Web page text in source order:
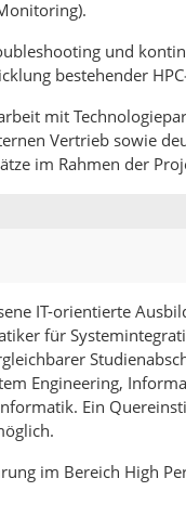
und
bestehender
mit
Vertrieb sowie
im Rahmen der
IT-orientierte
für
Engineering,
Ein
im Bereich High